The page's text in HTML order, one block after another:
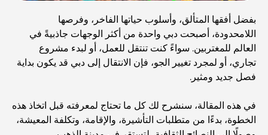
بفضل أفقها المتألق، وأسلوب حياتها الفاخر، وفرصها
اللامحدودة، أصبحت دبي واحدة من أكثر الوجهات جاذبيةً في
العالم للمغتربين. سواءً كنت تنتقل للعمل، أو لبدء مشروع
تجاري، أو لمجرد تغيير الجو، فإن الانتقال إلى دبي قد يكون بداية
فصل جديد ومثير.
في هذه المقالة، سنشرح لك كل ما تحتاج لمعرفته قبل اتخاذ هذه
الخطوة، بدءًا من متطلبات التأشيرة، والإقامة، وتكلفة المعيشة،